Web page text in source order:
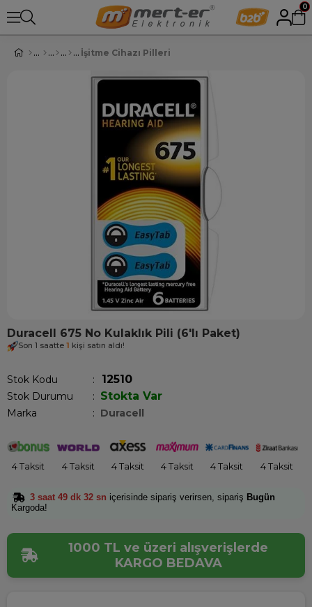
0
İşitme Cihazı Pilleri
Duracell 675 No Kulaklık Pili (6'lı Paket)
Son 1 saatte 1 kişi satın aldı!
Stok Kodu 12510
Stok Durumu : Stokta Var
Marka : Duracell
4 Taksit 4 Taksit 4 Taksit 4 Taksit 4 Taksit 4 Taksit
3 saat 49 dk 32 sn içerisinde sipariş verirsen, sipariş Bugün
Kargoda!
1000 TL ve üzeri alışverişlerde
KARGO BEDAVA